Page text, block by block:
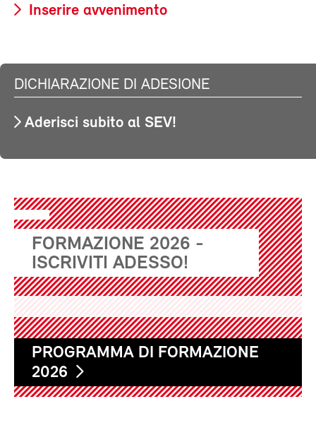
Inserire avvenimento
DICHIARAZIONE DI ADESIONE
Aderisci subito al SEV!
FORMAZIONE 2026 -
ISCRIVITI ADESSO!
PROGRAMMA DI FORMAZIONE
2026